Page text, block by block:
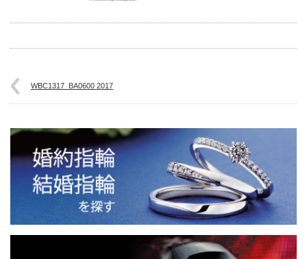
WBC1317_BA0600 2017